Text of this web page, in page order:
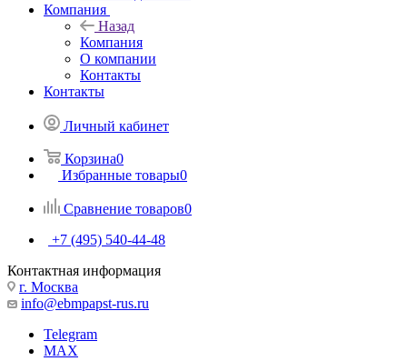
Компания
Назад
Компания
О компании
Контакты
Контакты
Личный кабинет
Корзина0
Избранные товары0
Сравнение товаров0
+7 (495) 540-44-48
Контактная информация
г. Москва
info@ebmpapst-rus.ru
Telegram
MAX